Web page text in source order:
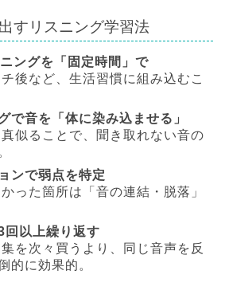
すリスニング学習法
ングを「固定時間」で
後など、生活習慣に組み込むこ
で音を「体に染み込ませる」
似ることで、聞き取れない音の
ンで弱点を特定
った箇所は「音の連結・脱落」
回以上繰り返す
を次々買うより、同じ音声を反
的に効果的。